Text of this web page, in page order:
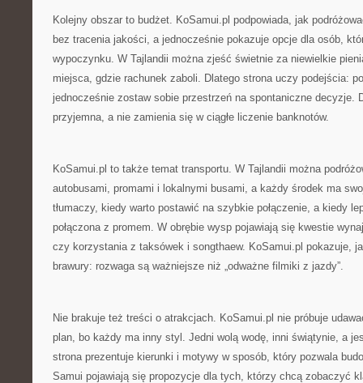
Kolejny obszar to budżet. KoSamui.pl podpowiada, jak
bez tracenia jakości, a jednocześnie pokazuje opcje dla osób,
wypoczynku. W Tajlandii można zjeść świetnie za niewielkie
miejsca, gdzie rachunek zaboli. Dlatego strona uczy podejścia:
jednocześnie zostaw sobie przestrzeń na spontaniczne decyzje.
przyjemna, a nie zamienia się w ciągłe liczenie banknotów.
KoSamui.pl to także temat transportu. W Tajlandii można
autobusami, promami i lokalnymi busami, a każdy środek ma
tłumaczy, kiedy warto postawić na szybkie połączenie, a kiedy
połączona z promem. W obrębie wysp pojawiają się kwestie
czy korzystania z taksówek i songthaew. KoSamui.pl pokazuje,
brawury: rozwaga są ważniejsze niż „odważne filmiki z jazdy”.
Nie brakuje też treści o atrakcjach. KoSamui.pl nie próbuje
plan, bo każdy ma inny styl. Jedni wolą wodę, inni świątynie, a
strona prezentuje kierunki i motywy w sposób, który pozwala
Samui pojawiają się propozycje dla tych, którzy chcą zobaczyć